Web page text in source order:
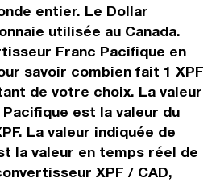
entier. Le Dollar
utilisée au Canada.
Franc Pacifique en
savoir combien fait 1 XPF
de votre choix. La valeur
est la valeur du
La valeur indiquée de
la valeur en temps réel de
XPF / CAD,